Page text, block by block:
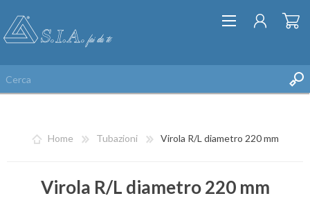
Home Tubazioni Virola R/L diametro 220 mm
Virola R/L diametro 220 mm